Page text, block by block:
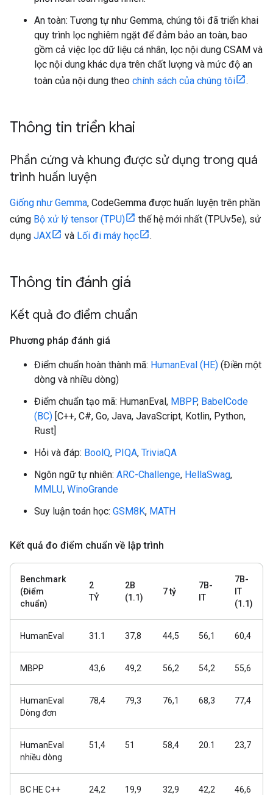
An toàn: Tương tự như Gemma, chúng tôi đã triển khai
quy trình lọc nghiêm ngặt để đảm bảo an toàn, bao
gồm cả việc lọc dữ liệu cá nhân, lọc nội dung CSAM và
lọc nội dung khác dựa trên chất lượng và mức độ an
toàn của nội dung theo chính sách của chúng tôi .
Thông tin triển khai
Phần cứng và khung được sử dụng trong quá
trình huấn luyện
Giống như Gemma, CodeGemma được huấn luyện trên phần
cứng Bộ xử lý tensor (TPU)
thế hệ mới nhất (TPUv5e), sử
dụng JAX và Lối đi máy học .
Thông tin đánh giá
Kết quả đo điểm chuẩn
Phương pháp đánh giá
Điểm chuẩn hoàn thành mã: HumanEval (HE) (Điền một
dòng và nhiều dòng)
Điểm chuẩn tạo mã: HumanEval, MBPP, BabelCode
(BC) [C++, C#, Go, Java, JavaScript, Kotlin, Python,
Rust]
Hỏi và đáp: BoolQ, PIQA, TriviaQA
Ngôn ngữ tự nhiên: ARC-Challenge, HellaSwag,
MMLU, WinoGrande
Suy luận toán học: GSM8K, MATH
Kết quả đo điểm chuẩn về lập trình
Benchmark
(Điểm
chuẩn)
2
TỶ
2B
(1.1)
7 tỷ
7B-
IT
7B-
IT
(1.1)
HumanEval 31.1 37,8 44,5 56,1 60,4
MBPP 43,6 49,2 56,2 54,2 55,6
HumanEval
Dòng đơn
78,4 79,3 76,1 68,3 77,4
HumanEval
nhiều dòng
51,4 51 58,4 20.1 23,7
BC HE C++ 24,2 19,9 32,9 42,2 46,6